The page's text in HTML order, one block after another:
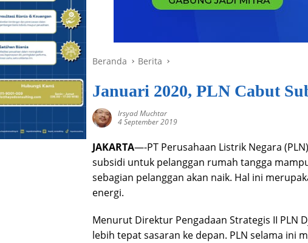
Beranda Berita
Januari 2020, PLN Cabut
Irsyad Muchtar
4 September 2019
JAKARTA—-PT Perusahaan Listrik Negara
subsidi untuk pelanggan rumah tangga
sebagian pelanggan akan naik. Hal ini
energi.
Menurut Direktur Pengadaan Strategis II PLN
lebih tepat sasaran ke depan. PLN selama ini